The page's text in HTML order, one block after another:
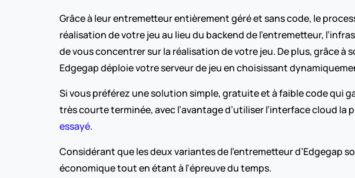
Grâce à leur entremetteur entièrement géré et sans code, le
réalisation de votre jeu au lieu du backend de l’entremetteur,
de vous concentrer sur la réalisation de votre jeu. De plus, grâce
Edgegap déploie votre serveur de jeu en choisissant
Si vous préférez une solution simple, gratuite et à faible code
très courte terminée, avec l’avantage d’utiliser l’interface cloud la
essayé.
Considérant que les deux variantes de l’entremetteur
économique tout en étant à l'épreuve du temps.